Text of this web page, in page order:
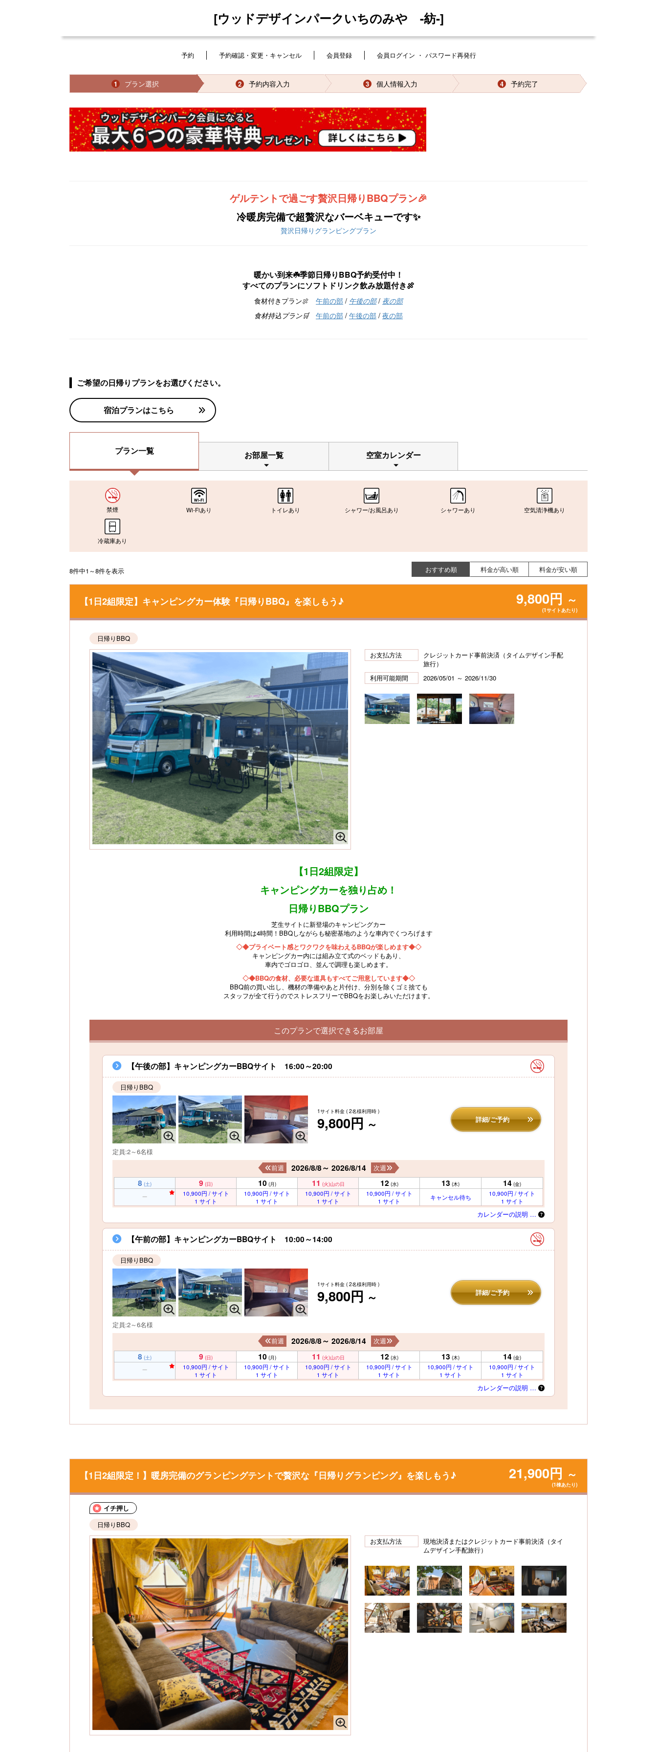
[ウッドデザインパークいちのみや -紡-]
予約 予約確認・変更・キャンセル 会員登録 会員ログイン ・ パスワード再発行
1 プラン選択 2 予約内容入力 3 個人情報入力 4 予約完了
ゲルテントで過ごす贅沢日帰りBBQプラン🎉
冷暖房完備で超贅沢なバーベキューです✨
贅沢日帰りグランピングプラン
暖かい到来☘️季節日帰りBBQ予約受付中！
すべてのプランにソフトドリンク飲み放題付き🍖
食材付きプラン🍖 午前の部 / 午後の部/ 夜の部
食材持込プラン🛒
午前の部 / 午後の部 / 夜の部
ご希望の日帰りプランをお選びください。
宿泊プランはこちら
プラン一覧 お部屋一覧 空室カレンダー
禁煙 Wi-Fiあり トイレあり シャワー/お風呂あり シャワーあり 空気清浄機あり
冷蔵庫あり
おすすめ順 料金が高い順 料金が安い順
8件中1～8件を表示
【1日2組限定】キャンピングカー体験『日帰りBBQ』を楽しもう♪ 9,800円 ～
(1サイトあたり)
日帰りBBQ
お支払方法
クレジットカード事前決済（タイムデザイン手配
旅行）
利用可能期間
2026/05/01 ～ 2026/11/30
【1日2組限定】
キャンピングカーを独り占め！
日帰りBBQプラン
芝生サイトに新登場のキャンピングカー
利用時間は4時間！BBQしながらも秘密基地のような車内でくつろげます
◇◆プライベート感とワクワクを味わえるBBQが楽しめます◆◇
キャンピングカー内には組み立て式のベッドもあり、
車内でゴロゴロ、並んで調理も楽しめます。
◇◆BBQの食材、必要な道具もすべてご用意しています◆◇
BBQ前の買い出し、機材の準備やあと片付け、分別を除くゴミ捨ても
スタッフが全て行うのでストレスフリーでBBQをお楽しみいただけます。
このプランで選択できるお部屋
【午後の部】キャンピングカーBBQサイト 16:00～20:00
日帰りBBQ
1サイト料金 ( 2名様利用時 )
9,800円 ～ 詳細/ご予約
定員:2～6名様
2026/8/8～ 2026/8/14
前週 次週
8 (土) 9 (日) 10 (月) 11 (火)山の日 12 (水) 13 (木) 14 (金)
10,900円 / サイト
1 サイト
10,900円 / サイト
1 サイト
10,900円 / サイト
1 サイト
10,900円 / サイト
1 サイト
キャンセル待ち
10,900円 / サイト
1 サイト
カレンダーの説明 …
【午前の部】キャンピングカーBBQサイト 10:00～14:00
日帰りBBQ
1サイト料金 ( 2名様利用時 )
9,800円 ～ 詳細/ご予約
定員:2～6名様
2026/8/8～ 2026/8/14
前週 次週
8 (土) 9 (日) 10 (月) 11 (火)山の日 12 (水) 13 (木) 14 (金)
10,900円 / サイト
1 サイト
10,900円 / サイト
1 サイト
10,900円 / サイト
1 サイト
10,900円 / サイト
1 サイト
10,900円 / サイト
1 サイト
10,900円 / サイト
1 サイト
カレンダーの説明 …
【1日2組限定！】暖房完備のグランピングテントで贅沢な『日帰りグランピング』を楽しもう♪ 21,900円 ～
(1棟あたり)
イチ押し
日帰りBBQ
お支払方法
現地決済またはクレジットカード事前決済（タイ
ムデザイン手配旅行）